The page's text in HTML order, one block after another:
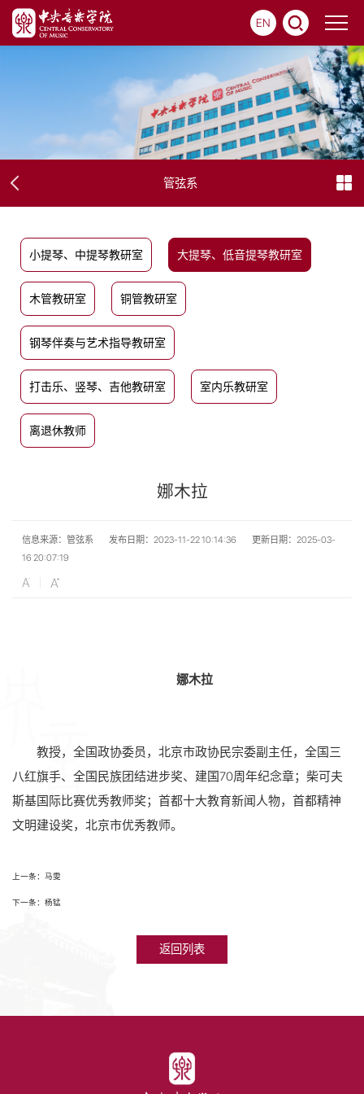
EN
管弦系
小提琴、中提琴教研室 大提琴、低音提琴教研室
木管教研室 铜管教研室
钢琴伴奏与艺术指导教研室
打击乐、竖琴、吉他教研室 室内乐教研室
离退休教师
娜木拉
信息来源：管弦系 发布日期：2023-11-22 10:14:36
更新日期：2025-03-
16 20:07:19
娜木拉
教授，全国政协委员，北京市政协民宗委副主任，全国三
八红旗手、全国民族团结进步奖、建国70周年纪念章；柴可夫
斯基国际比赛优秀教师奖；首都十大教育新闻人物，首都精神
文明建设奖，北京市优秀教师。
上一条：马雯
下一条：杨锰
返回列表